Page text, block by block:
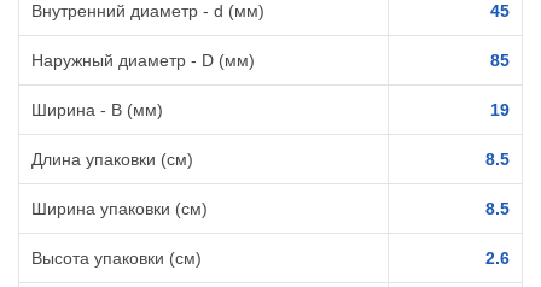
Внутренний диаметр - d (мм) 45
Наружный диаметр - D (мм) 85
Ширина - B (мм) 19
Длина упаковки (см) 8.5
Ширина упаковки (см) 8.5
Высота упаковки (см) 2.6